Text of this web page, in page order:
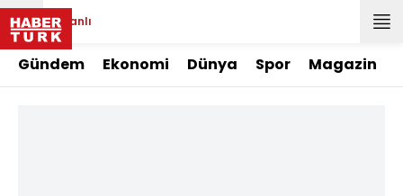
Canlı
Gündem Ekonomi Dünya Spor Magazin